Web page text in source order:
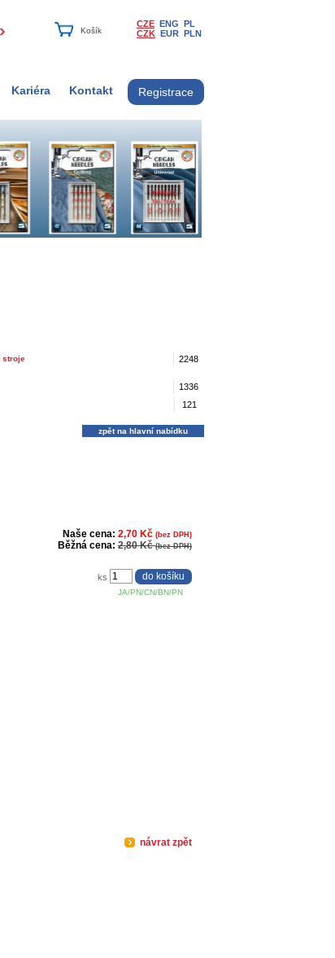
CZE ENG PL
CZK EUR PLN
Kariéra Kontakt Registrace
stroje 2248
1336
121
zpět na hlavní nabídku
Naše cena: 2,70 Kč (bez DPH)
Běžná cena: 2,80 Kč(bez DPH)
JA/PN/CN/BN/PN
ks
návrat zpět